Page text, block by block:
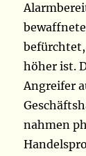
befürchtet,
höher ist.
Angreifer
nahmen